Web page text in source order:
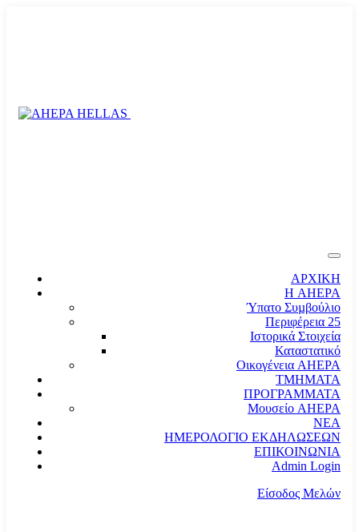
ΑΡΧΙΚΗ
Η AHEPA
Ύπατο Συµβούλιο
Περιφέρεια 25
Ιστορικά Στοιχεία
Καταστατικό
Οικογένεια AHEPA
ΤΜΗΜΑΤΑ
ΠΡΟΓΡΑΜΜΑΤΑ
Μουσείο AHEPA
ΝΕΑ
ΗΜΕΡΟΛΟΓΙΟ ΕΚΔΗΛΩΣΕΩΝ
ΕΠΙΚΟΙΝΩΝΙΑ
Admin Login
Είσοδος Μελών